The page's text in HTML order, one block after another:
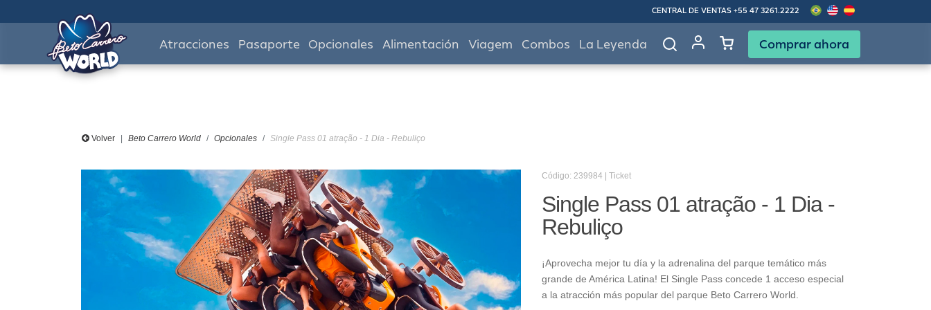
CENTRAL DE VENTAS +55 47 3261.2222
Atracciones Pasaporte Opcionales Alimentación Viagem Combos La Leyenda Comprar ahora
Volver Beto Carrero World Opcionales Single Pass 01 atração - 1 Dia - Rebuliço
Código: 239984 | Ticket
Single Pass 01 atração - 1 Dia -
Rebuliço
¡Aprovecha mejor tu día y la adrenalina del parque temático más
grande de América Latina! El Single Pass concede 1 acceso especial
a la atracción más popular del parque Beto Carrero World.